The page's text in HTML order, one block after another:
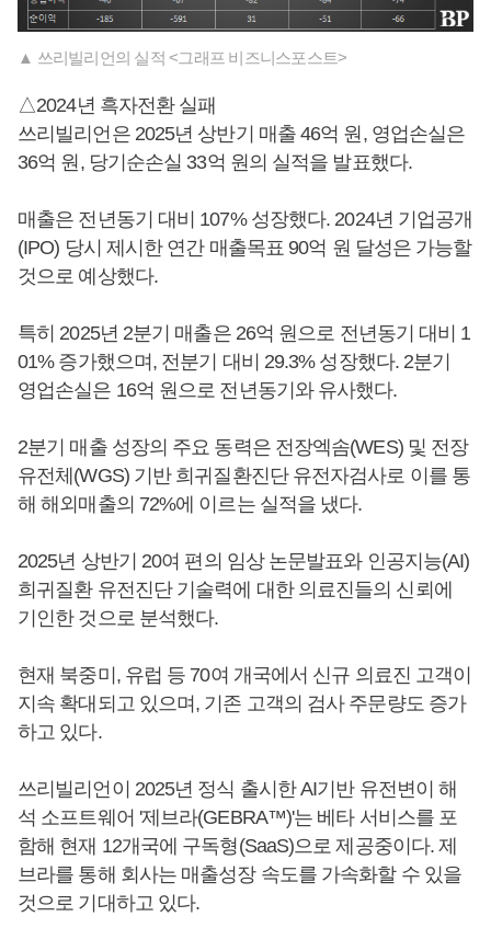
▲ 쓰리빌리언의 실적 <그래프 비즈니스포스트>
△2024년 흑자전환 실패
쓰리빌리언은 2025년 상반기 매출 46억 원, 영업손실은
36억 원, 당기순손실 33억 원의 실적을 발표했다.
매출은 전년동기 대비 107% 성장했다. 2024년 기업공개
(IPO) 당시 제시한 연간 매출목표 90억 원 달성은 가능할
것으로 예상했다.
특히 2025년 2분기 매출은 26억 원으로 전년동기 대비 1
01% 증가했으며, 전분기 대비 29.3% 성장했다. 2분기
영업손실은 16억 원으로 전년동기와 유사했다.
2분기 매출 성장의 주요 동력은 전장엑솜(WES) 및 전장
유전체(WGS) 기반 희귀질환진단 유전자검사로 이를 통
해 해외매출의 72%에 이르는 실적을 냈다.
2025년 상반기 20여 편의 임상 논문발표와 인공지능(AI)
희귀질환 유전진단 기술력에 대한 의료진들의 신뢰에
기인한 것으로 분석했다.
현재 북중미, 유럽 등 70여 개국에서 신규 의료진 고객이
지속 확대되고 있으며, 기존 고객의 검사 주문량도 증가
하고 있다.
쓰리빌리언이 2025년 정식 출시한 AI기반 유전변이 해
석 소프트웨어 '제브라(GEBRA™)'는 베타 서비스를 포
함해 현재 12개국에 구독형(SaaS)으로 제공중이다. 제
브라를 통해 회사는 매출성장 속도를 가속화할 수 있을
것으로 기대하고 있다.